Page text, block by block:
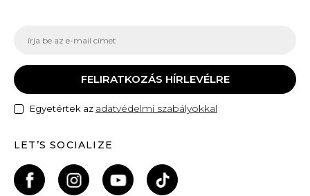
FELIRATKOZÁS HÍRLEVÉLRE
Egyetértek az adatvédelmi szabályokkal
LET’S SOCIALIZE